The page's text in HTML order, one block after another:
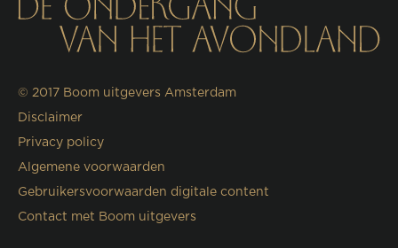
© 2017 Boom uitgevers Amsterdam
Disclaimer
Privacy policy
Algemene voorwaarden
Gebruikersvoorwaarden digitale content
Contact met Boom uitgevers